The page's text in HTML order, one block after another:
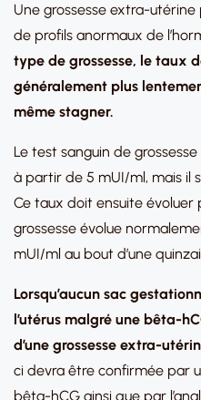
Une grossesse extra-
de profils anormaux de
type de grossesse, le taux
généralement plus
même stagner.
Le test sanguin de
à partir de 5 mUI/ml, mais il
Ce taux doit ensuite évoluer
grossesse évolue
mUI/ml au bout d’une
Lorsqu’aucun sac
l’utérus malgré une bêta-
d’une grossesse extra-
ci devra être confirmée par
bêta-hCG ainsi que par